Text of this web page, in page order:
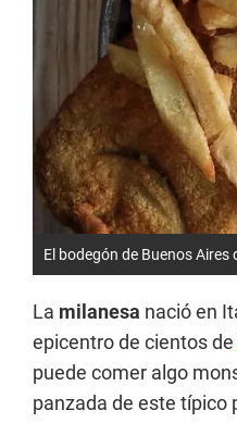
El bodegón de Buenos Aires
La milanesa nació en
epicentro de cientos de
puede comer algo
panzada de este típico